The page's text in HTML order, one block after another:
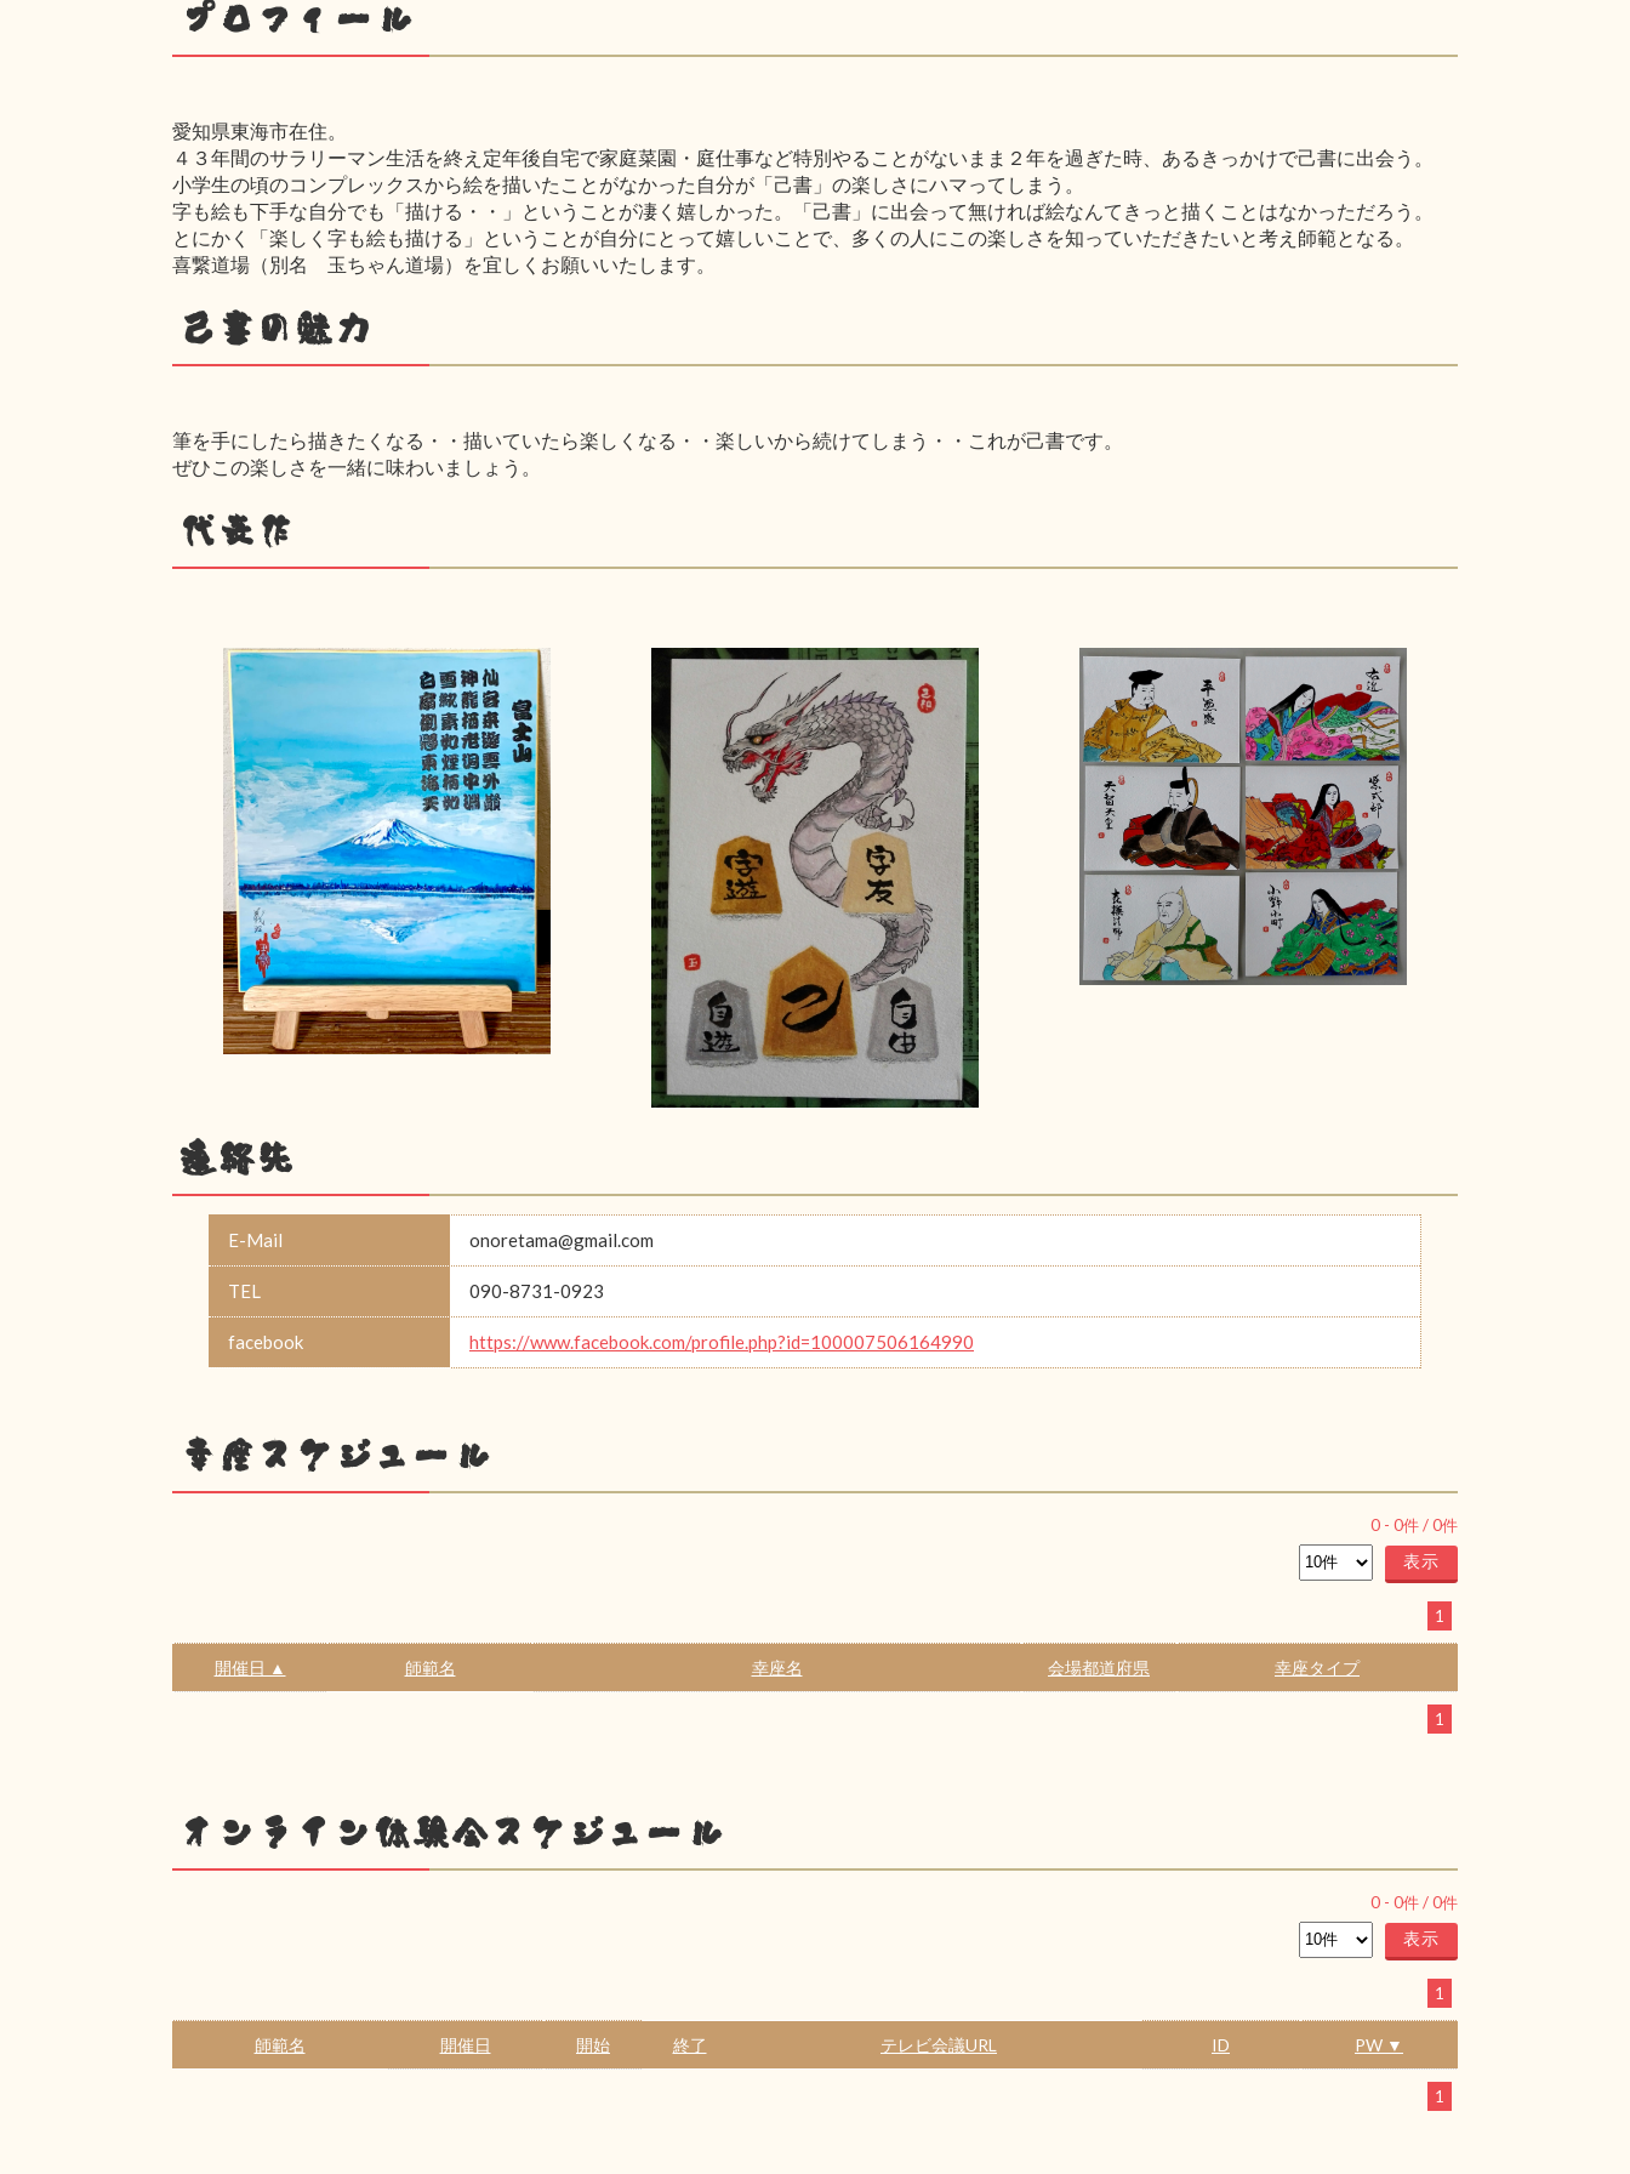
プロフィール
愛知県東海市在住。
４３年間のサラリーマン生活を終え定年後自宅で家庭菜園・庭仕事など特別やることがないまま２年を過ぎた時、あるきっかけで己書に出会う。
小学生の頃のコンプレックスから絵を描いたことがなかった自分が「己書」の楽しさにハマってしまう。
字も絵も下手な自分でも「描ける・・」ということが凄く嬉しかった。「己書」に出会って無ければ絵なんてきっと描くことはなかっただろう。
とにかく「楽しく字も絵も描ける」ということが自分にとって嬉しいことで、多くの人にこの楽しさを知っていただきたいと考え師範となる。
喜繋道場（別名 玉ちゃん道場）を宜しくお願いいたします。
己書の魅力
筆を手にしたら描きたくなる・・描いていたら楽しくなる・・楽しいから続けてしまう・・これが己書です。
ぜひこの楽しさを一緒に味わいましょう。
代表作
連絡先
E-Mail onoretama@gmail.com
TEL 090-8731-0923
facebook https://www.facebook.com/profile.php?id=100007506164990
幸座スケジュール
0 - 0件 /0件
1
開催日 ▲ 師範名 幸座名 会場都道府県 幸座タイプ
1
オンライン体験会スケジュール
0 - 0件 /0件
1
師範名 開催日 開始 終了 テレビ会議URL ID PW ▼
1